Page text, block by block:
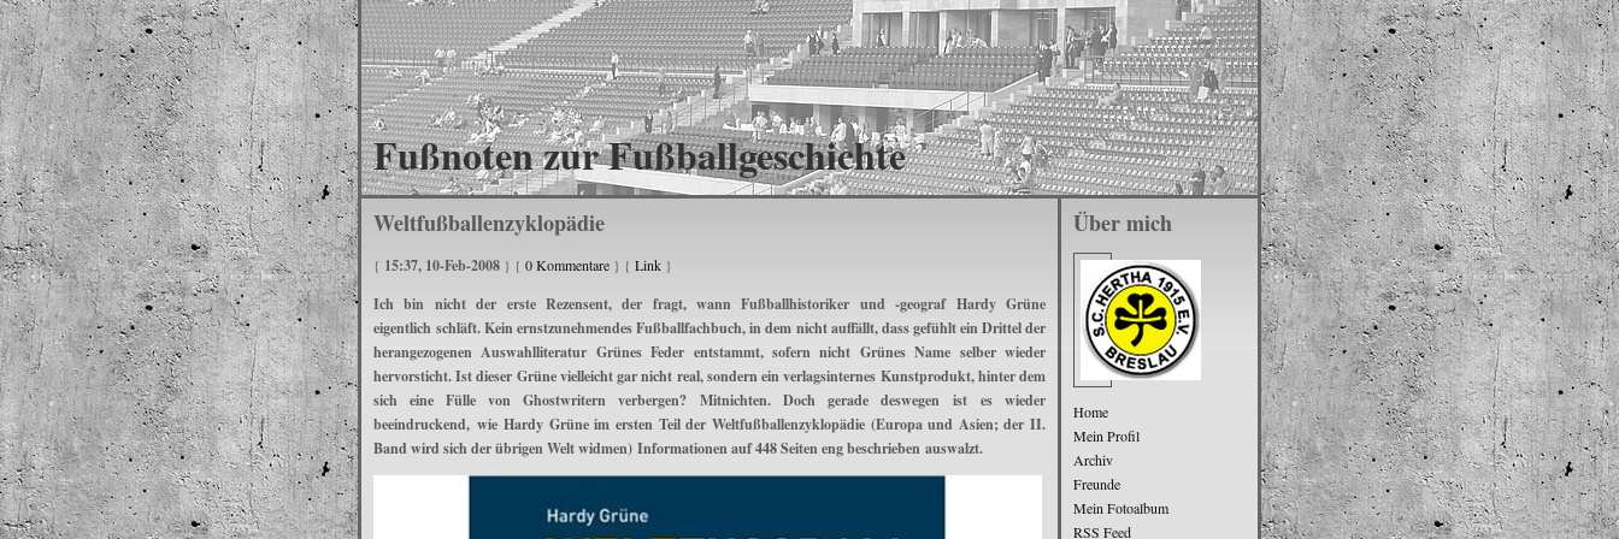
Fußnoten zur Fußballgeschichte
Weltfußballenzyklopädie
{ 15:37, 10-Feb-2008 } { 0 Kommentare } { Link }
Ich bin nicht der erste Rezensent, der fragt, wann Fußballhistoriker und -geograf Hardy Grüne
eigentlich schläft. Kein ernstzunehmendes Fußballfachbuch, in dem nicht auffällt, dass gefühlt ein Drittel der
herangezogenen Auswahlliteratur Grünes Feder entstammt, sofern nicht Grünes Name selber wieder
hervorsticht. Ist dieser Grüne vielleicht gar nicht real, sondern ein verlagsinternes Kunstprodukt, hinter dem
sich eine Fülle von Ghostwritern verbergen? Mitnichten. Doch gerade deswegen ist es wieder
beeindruckend, wie Hardy Grüne im ersten Teil der Weltfußballenzyklopädie (Europa und Asien; der II.
Band wird sich der übrigen Welt widmen) Informationen auf 448 Seiten eng beschrieben auswalzt.
Über mich
Home
Mein Profil
Archiv
Freunde
Mein Fotoalbum
RSS Feed